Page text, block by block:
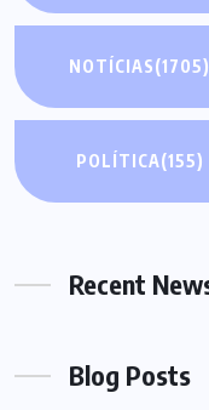
NOTÍCIAS(1705)
POLÍTICA(155)
Recent
Blog Posts